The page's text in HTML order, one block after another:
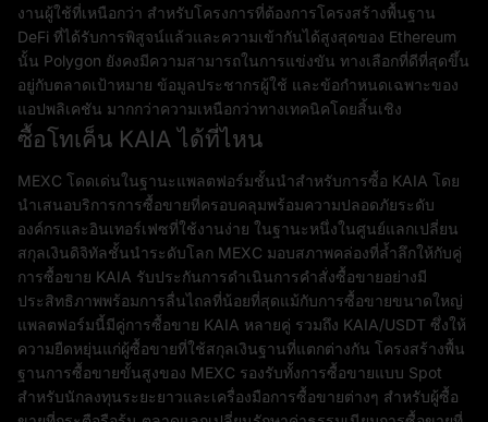
งานผู้ใช้ที่เหนือกว่า สำหรับโครงการที่ต้องการโครงสร้างพื้นฐาน
DeFi ที่ได้รับการพิสูจน์แล้วและความเข้ากันได้สูงสุดของ Ethereum
นั้น Polygon ยังคงมีความสามารถในการแข่งขัน ทางเลือกที่ดีที่สุดขึ้น
อยู่กับตลาดเป้าหมาย ข้อมูลประชากรผู้ใช้ และข้อกำหนดเฉพาะของ
แอปพลิเคชัน มากกว่าความเหนือกว่าทางเทคนิคโดยสิ้นเชิง
ซื้อโทเค็น KAIA ได้ที่ไหน
MEXC โดดเด่นในฐานะแพลตฟอร์มชั้นนำสำหรับการซื้อ KAIA โดย
นำเสนอบริการการซื้อขายที่ครอบคลุมพร้อมความปลอดภัยระดับ
องค์กรและอินเทอร์เฟซที่ใช้งานง่าย ในฐานะหนึ่งในศูนย์แลกเปลี่ยน
สกุลเงินดิจิทัลชั้นนำระดับโลก MEXC มอบสภาพคล่องที่ล้ำลึกให้กับคู่
การซื้อขาย KAIA รับประกันการดำเนินการคำสั่งซื้อขายอย่างมี
ประสิทธิภาพพร้อมการลื่นไถลที่น้อยที่สุดแม้กับการซื้อขายขนาดใหญ่
แพลตฟอร์มนี้มีคู่การซื้อขาย KAIA หลายคู่ รวมถึง KAIA/USDT ซึ่งให้
ความยืดหยุ่นแก่ผู้ซื้อขายที่ใช้สกุลเงินฐานที่แตกต่างกัน โครงสร้างพื้น
ฐานการซื้อขายขั้นสูงของ MEXC รองรับทั้งการซื้อขายแบบ Spot
สำหรับนักลงทุนระยะยาวและเครื่องมือการซื้อขายต่างๆ สำหรับผู้ซื้อ